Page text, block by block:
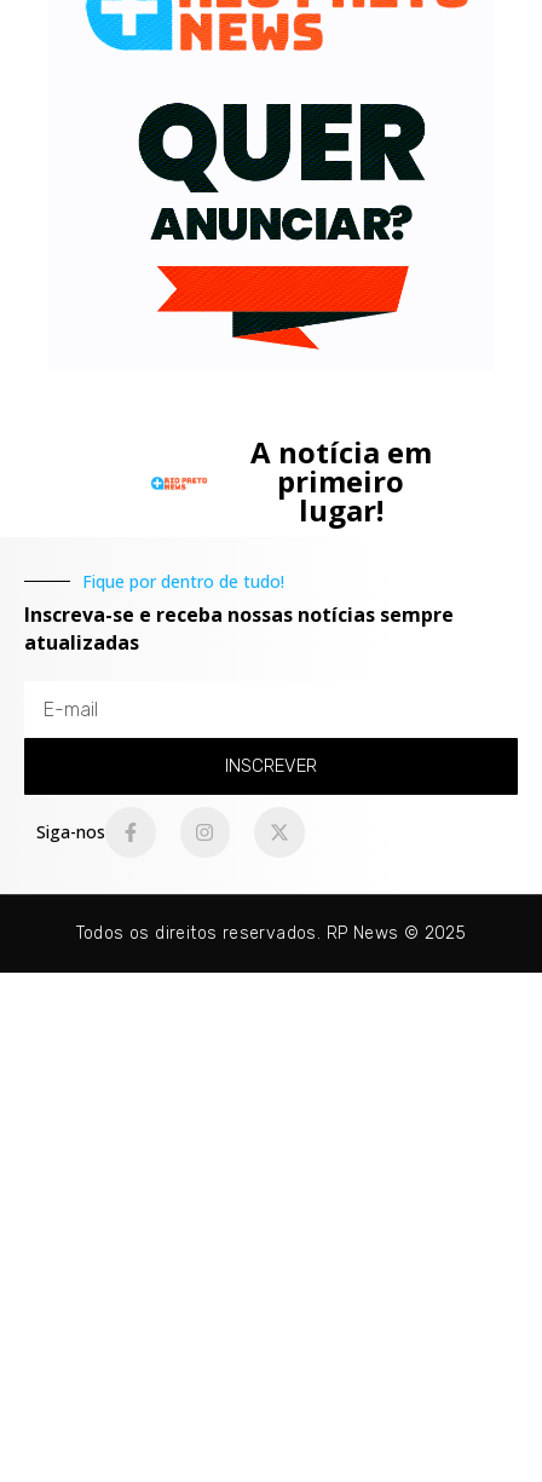
A notícia em
primeiro
lugar!
Fique por dentro de tudo!
Inscreva-se e receba nossas notícias sempre
atualizadas
INSCREVER
Siga-nos
Todos os direitos reservados. RP News © 2025